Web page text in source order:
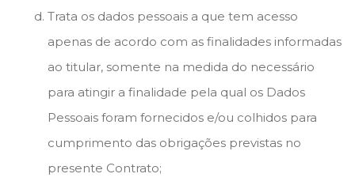
Trata os dados pessoais a que tem acesso
apenas de acordo com as finalidades informadas
ao titular, somente na medida do necessário
para atingir a finalidade pela qual os Dados
Pessoais foram fornecidos e/ou colhidos para
cumprimento das obrigações previstas no
presente Contrato;